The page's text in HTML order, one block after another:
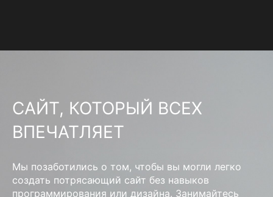
САЙТ, КОТОРЫЙ ВСЕХ
ВПЕЧАТЛЯЕТ
Мы позаботились о том, чтобы вы могли легко
создать потрясающий сайт без навыков
программирования или дизайна. Занимайтесь